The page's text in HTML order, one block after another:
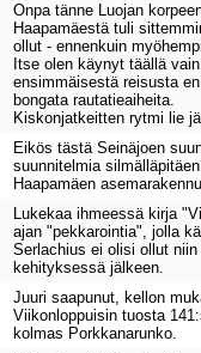
Onpa tänne Luojan
Haapamäestä tuli
ollut - ennenkuin
Itse olen käynyt täällä
ensimmäisestä reisusta
bongata rautatieaiheita.
Kiskonjatkeitten rytmi lie
Eikös tästä Seinäjoen
suunnitelmia
Haapamäen
Lukekaa ihmeessä kirja
ajan "pekkarointia", jolla
Serlachius ei olisi ollut
kehityksessä jälkeen.
Juuri saapunut, kellon
Viikonloppuisin tuosta
kolmas Porkkanarunko.